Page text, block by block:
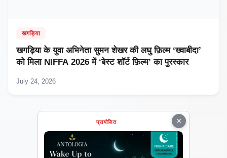
खगड़िया
खगड़िया के युवा अभिनेता सुमन शेखर की लघु फ़िल्म ‘ख्वाबीदा’
को मिला NIFFA 2026 में ‘बेस्ट शॉर्ट फ़िल्म’ का पुरस्कार
July 24, 2026
×
प्रायोजित